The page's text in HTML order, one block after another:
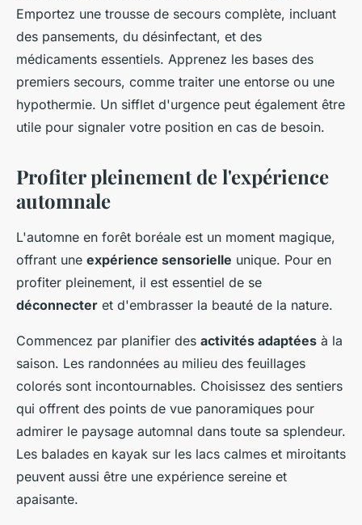
Emportez une trousse de secours complète, incluant
des pansements, du désinfectant, et des
médicaments essentiels. Apprenez les bases des
premiers secours, comme traiter une entorse ou une
hypothermie. Un sifflet d'urgence peut également être
utile pour signaler votre position en cas de besoin.
Profiter pleinement de l'expérience
automnale
L'automne en forêt boréale est un moment magique,
offrant une expérience sensorielle unique. Pour en
profiter pleinement, il est essentiel de se
déconnecter et d'embrasser la beauté de la nature.
Commencez par planifier des activités adaptées à la
saison. Les randonnées au milieu des feuillages
colorés sont incontournables. Choisissez des sentiers
qui offrent des points de vue panoramiques pour
admirer le paysage automnal dans toute sa splendeur.
Les balades en kayak sur les lacs calmes et miroitants
peuvent aussi être une expérience sereine et
apaisante.